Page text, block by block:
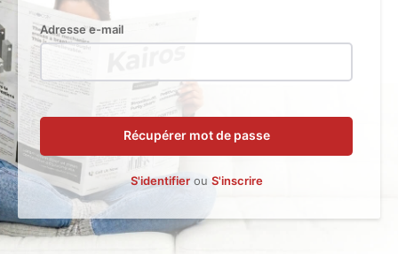
Adresse e-mail
Récupérer mot de passe
S'identifierou S'inscrire